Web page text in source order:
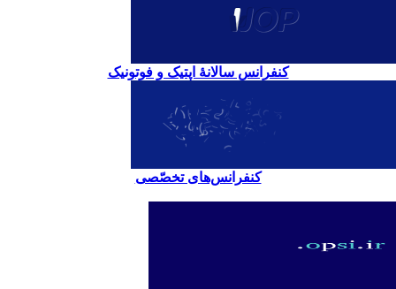
کنفرانس سالانۀ اپتیک و فوتونیک
کنفرانس‌های تخصّصی